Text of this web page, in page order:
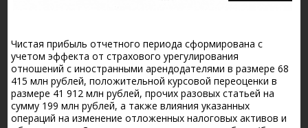
Чистая прибыль отчетного периода сформирована с
учетом эффекта от страхового урегулирования
отношений с иностранными арендодателями в размере 68
415 млн рублей, положительной курсовой переоценки в
размере 41 912 млн рублей, прочих разовых статьей на
сумму 199 млн рублей, а также влияния указанных
операций на изменение отложенных налоговых активов и